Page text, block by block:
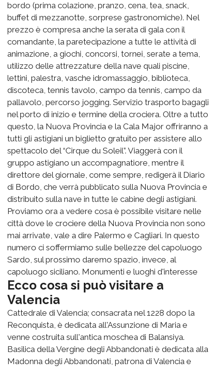
bordo (prima colazione, pranzo, cena, tea, snack,
buffet di mezzanotte, sorprese gastronomiche). Nel
prezzo è compresa anche la serata di gala con il
comandante, la paretecipazione a tutte le attività di
animazione, a giochi, concorsi, tornei, serate a tema,
utilizzo delle attrezzature della nave quali piscine,
lettini, palestra, vasche idromassaggio, biblioteca,
discoteca, tennis tavolo, campo da tennis, campo da
pallavolo, percorso jogging. Servizio trasporto bagagli
nel porto di inizio e termine della crociera. Oltre a tutto
questo, la Nuova Provincia e la Cala Major offriranno a
tutti gli astigiani un biglietto gratuito per assistere allo
spettacolo del “Cirque du Soleil”. Viaggerà con il
gruppo astigiano un accompagnatiore, mentre il
direttore del giornale, come sempre, redigerà il Diario
di Bordo, che verrà pubblicato sulla Nuova Provincia e
distribuito sulla nave in tutte le cabine degli astigiani.
Proviamo ora a vedere cosa è possibile visitare nelle
città dove le crociere della Nuova Provincia non sono
mai arrivate, vale a dire Palermo e Cagliari. In questo
numero ci soffermiamo sulle bellezze del capoluogo
Sardo, sul prossimo daremo spazio, invece, al
capoluogo siciliano. Monumenti e luoghi d'interesse
Ecco cosa si può visitare a
Valencia
Cattedrale di Valencia; consacrata nel 1228 dopo la
Reconquista, è dedicata all'Assunzione di Maria e
venne costruita sull'antica moschea di Balansiya.
Basilica della Vergine degli Abbandonati è dedicata alla
Madonna degli Abbandonati, patrona di Valencia e